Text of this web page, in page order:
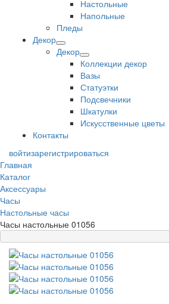
Настольные
Напольные
Пледы
Декор
Декор
Коллекции декор
Вазы
Статуэтки
Подсвечники
Шкатулки
Искусственные цветы
Контакты
войтизарегистрироваться
Главная
Каталог
Аксессуары
Часы
Настольные часы
Часы настольные 01056